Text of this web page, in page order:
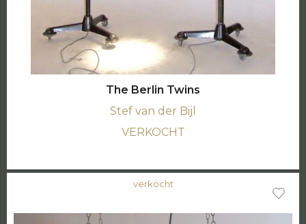
The Berlin Twins
Stef van der Bijl
VERKOCHT
verkocht